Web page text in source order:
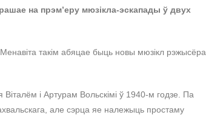
на прэм’еру мюзікла-эскапады ў двух
такім абяцае быць новы мюзікл рэжысёра
і Артурам Вольскімі ў 1940-м годзе. Па
але сэрца яе належыць простаму